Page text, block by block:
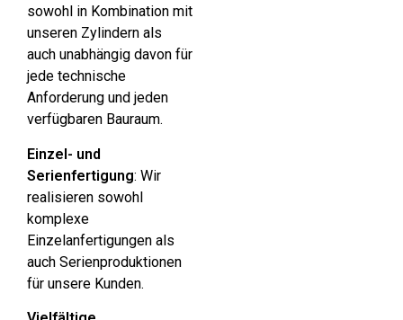
sowohl in Kombination mit
unseren Zylindern als
auch unabhängig davon für
jede technische
Anforderung und jeden
verfügbaren Bauraum.
Einzel- und
Serienfertigung: Wir
realisieren sowohl
komplexe
Einzelanfertigungen als
auch Serienproduktionen
für unsere Kunden.